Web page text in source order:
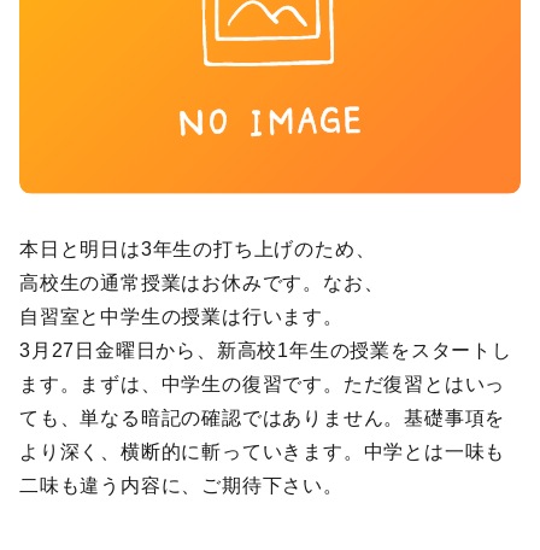
本日と明日は3年生の打ち上げのため、
高校生の通常授業はお休みです。なお、
自習室と中学生の授業は行います。
3月27日金曜日から、新高校1年生の授業をスタートし
ます。まずは、中学生の復習です。ただ復習とはいっ
ても、単なる暗記の確認ではありません。基礎事項を
より深く、横断的に斬っていきます。中学とは一味も
二味も違う内容に、ご期待下さい。